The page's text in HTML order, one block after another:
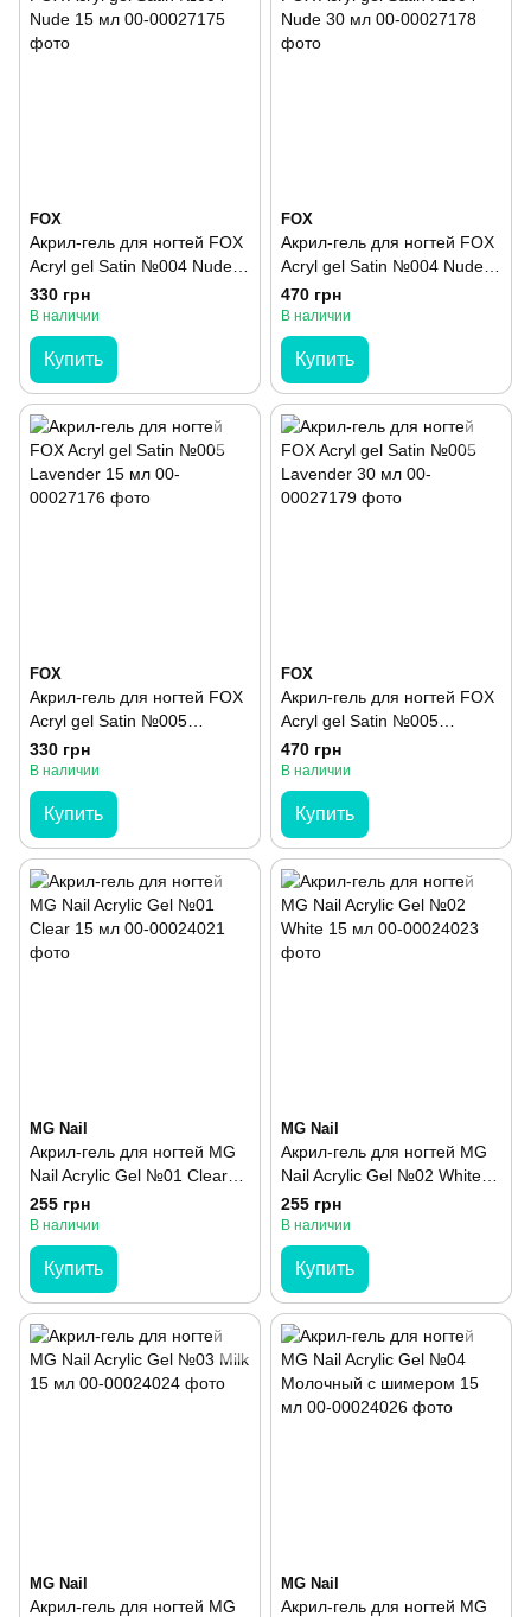
FOX
Акрил-гель для ногтей FOX
Acryl gel Satin №004 Nude
15 мл
330 грн
В наличии
Купить
FOX
Акрил-гель для ногтей FOX
Acryl gel Satin №004 Nude
30 мл
470 грн
В наличии
Купить
FOX
Акрил-гель для ногтей FOX
Acryl gel Satin №005
Lavender 15 мл
330 грн
В наличии
Купить
FOX
Акрил-гель для ногтей FOX
Acryl gel Satin №005
Lavender 30 мл
470 грн
В наличии
Купить
MG Nail
Акрил-гель для ногтей MG
Nail Acrylic Gel №01 Clear
15 мл
255 грн
В наличии
Купить
MG Nail
Акрил-гель для ногтей MG
Nail Acrylic Gel №02 White
15 мл
255 грн
В наличии
Купить
MG Nail
Акрил-гель для ногтей MG
MG Nail
Акрил-гель для ногтей MG